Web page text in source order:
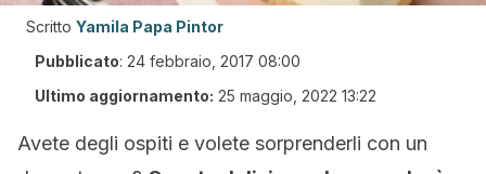
Scritto Yamila Papa Pintor
Pubblicato: 24 febbraio, 2017 08:00
Ultimo aggiornamento: 25 maggio, 2022 13:22
Avete degli ospiti e volete sorprenderli con un